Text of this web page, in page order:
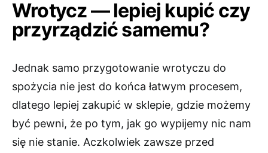
Wrotycz — lepiej kupić czy
przyrządzić samemu?
Jednak samo przygotowanie wrotyczu do
spożycia nie jest do końca łatwym procesem,
dlatego lepiej zakupić w sklepie, gdzie możemy
być pewni, że po tym, jak go wypijemy nic nam
się nie stanie. Aczkolwiek zawsze przed